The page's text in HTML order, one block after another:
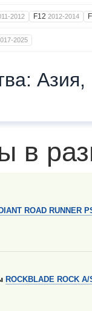
2012 F12 2012-2014
2025
Азия,
в
ROAD RUNNER
ROCKBLADE ROCK A/